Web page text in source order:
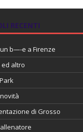
RECENTI
b—-e a Firenze
ed altro
di Grosso